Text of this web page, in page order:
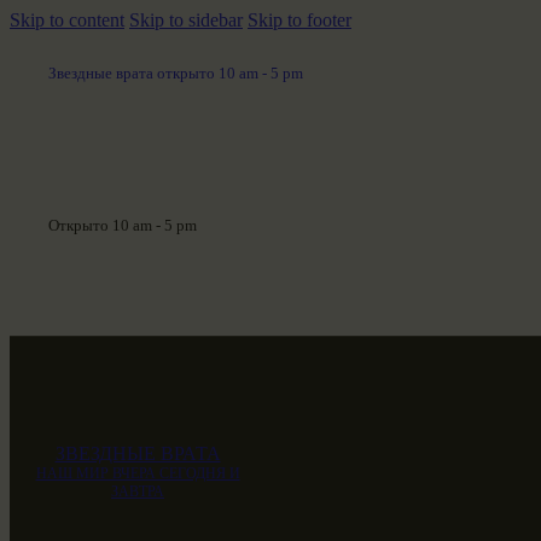
Skip to content Skip to sidebar Skip to footer
Звездные врата открыто 10 am - 5 pm
Открыто 10 am - 5 pm
ЗВЕЗДНЫЕ ВРАТА
НАШ МИР ВЧЕРА СЕГОДНЯ И
ЗАВТРА